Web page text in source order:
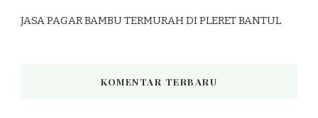
JASA PAGAR BAMBU TERMURAH DI PLERET BANTUL
KOMENTAR TERBARU